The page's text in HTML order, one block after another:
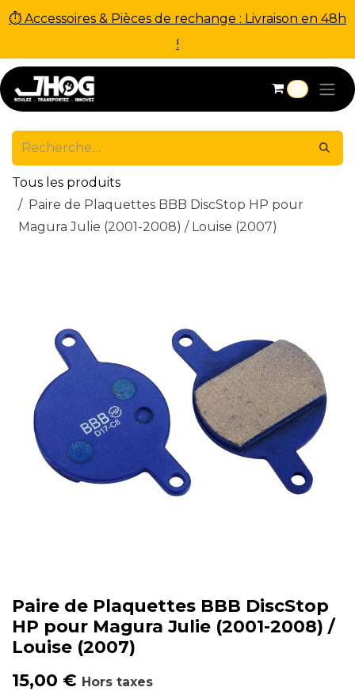
⏱ Accessoires & Pièces de rechange : Livraison en 48h
!
Se rendre au contenu
0
Tous les produits
Paire de Plaquettes BBB DiscStop HP pour
Magura Julie (2001-2008) / Louise (2007)
Paire de Plaquettes BBB DiscStop
HP pour Magura Julie (2001-2008) /
Louise (2007)
15,00 € Hors taxes